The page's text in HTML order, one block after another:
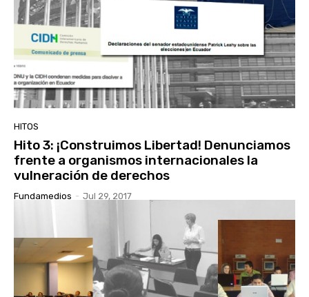
HITOS
Hito 3: ¡Construimos Libertad! Denunciamos
frente a organismos internacionales la
vulneración de derechos
Fundamedios - Jul 29, 2017